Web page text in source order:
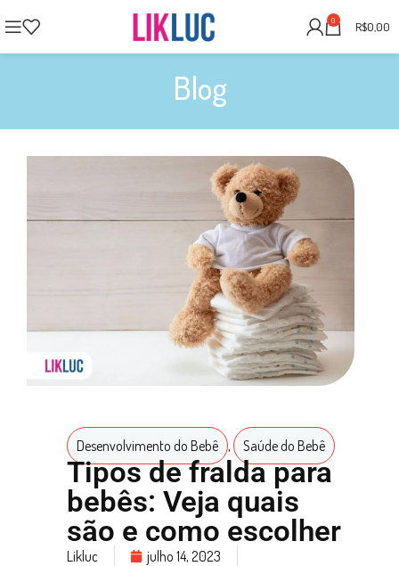
0 R$0,00
Blog
Desenvolvimento do Bebê , Saúde do Bebê
Tipos de fralda para
bebês: Veja quais
são e como escolher
Likluc julho 14, 2023